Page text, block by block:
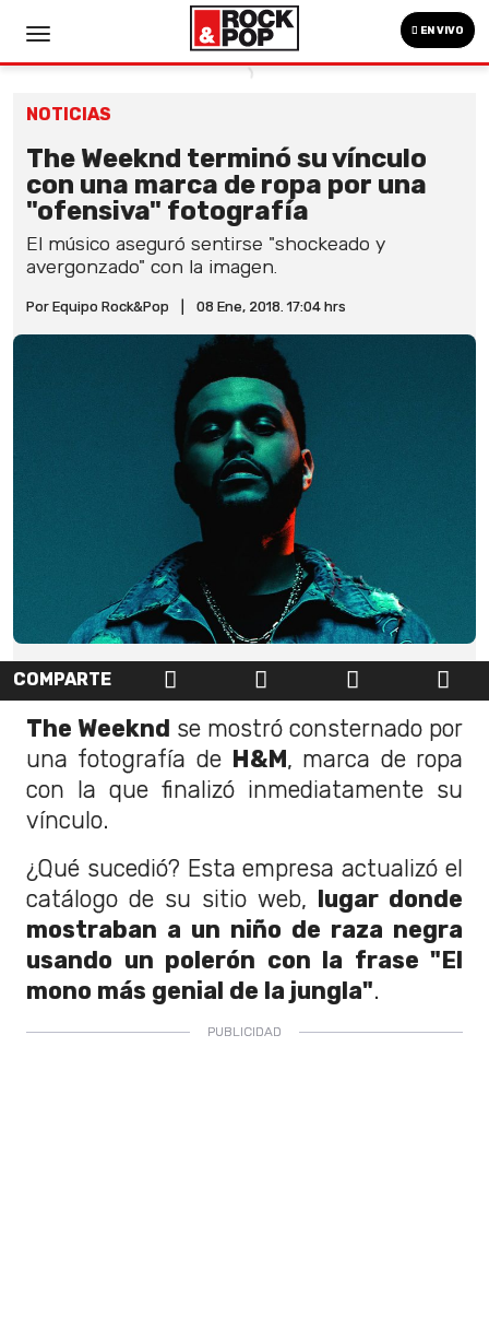
EN VIVO
NOTICIAS
The Weeknd terminó su vínculo
con una marca de ropa por una
"ofensiva" fotografía
El músico aseguró sentirse "shockeado y
avergonzado" con la imagen.
Por Equipo Rock&Pop 08 Ene, 2018. 17:04 hrs
COMPARTE
The Weeknd se mostró consternado por
una fotografía de H&M, marca de ropa
con la que finalizó inmediatamente su
vínculo.
¿Qué sucedió? Esta empresa actualizó el
catálogo de su sitio web, lugar donde
mostraban a un niño de raza negra
usando un polerón con la frase "El
mono más genial de la jungla".